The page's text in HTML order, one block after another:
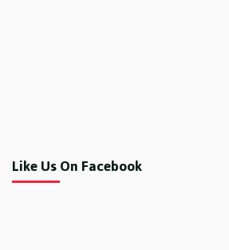
Like Us On Facebook